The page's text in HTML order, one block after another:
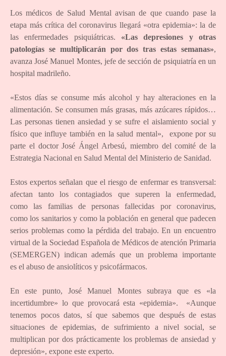
Los médicos de Salud Mental avisan de que cuando pase la
etapa más crítica del coronavirus llegará «otra epidemia»: la de
las enfermedades psiquiátricas. «Las depresiones y otras
patologías se multiplicarán por dos tras estas semanas»,
avanza José Manuel Montes, jefe de sección de psiquiatría en un
hospital madrileño.
«Estos días se consume más alcohol y hay alteraciones en la
alimentación. Se consumen más grasas, más azúcares rápidos…
Las personas tienen ansiedad y se sufre el aislamiento social y
físico que influye también en la salud mental», expone por su
parte el doctor José Ángel Arbesú, miembro del comité de la
Estrategia Nacional en Salud Mental del Ministerio de Sanidad.
Estos expertos señalan que el riesgo de enfermar es transversal:
afectan tanto los contagiados que superen la enfermedad,
como las familias de personas fallecidas por coronavirus,
como los sanitarios y como la población en general que padecen
serios problemas como la pérdida del trabajo. En un encuentro
virtual de la Sociedad Española de Médicos de atención Primaria
(SEMERGEN) indican además que un problema importante
es el abuso de ansiolíticos y psicofármacos.
En este punto, José Manuel Montes subraya que es «la
incertidumbre» lo que provocará esta «epidemia». «Aunque
tenemos pocos datos, sí que sabemos que después de estas
situaciones de epidemias, de sufrimiento a nivel social, se
multiplican por dos prácticamente los problemas de ansiedad y
depresión», expone este experto.